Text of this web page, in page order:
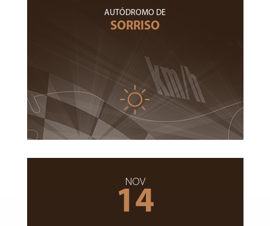
AUTÓDROMO DE
SORRISO
NOV
14